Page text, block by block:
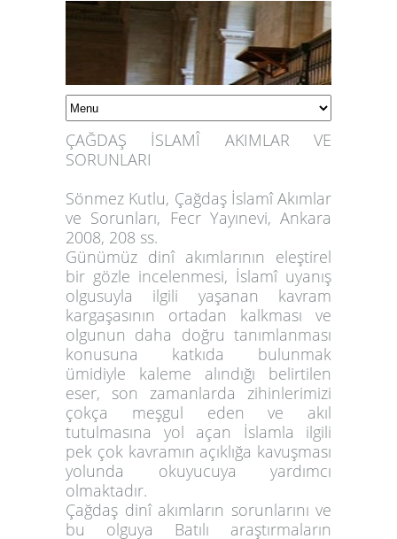
ÇAĞDAŞ İSLAMÎ AKIMLAR VE
SORUNLARI
Sönmez Kutlu, Çağdaş İslamî Akımlar
ve Sorunları, Fecr Yayınevi, Ankara
2008, 208 ss.
Günümüz dinî akımlarının eleştirel
bir gözle incelenmesi, İslamî uyanış
olgusuyla ilgili yaşanan kavram
kargaşasının ortadan kalkması ve
olgunun daha doğru tanımlanması
konusuna katkıda bulunmak
ümidiyle kaleme alındığı belirtilen
eser, son zamanlarda zihinlerimizi
çokça meşgul eden ve akıl
tutulmasına yol açan İslamla ilgili
pek çok kavramın açıklığa kavuşması
yolunda okuyucuya yardımcı
olmaktadır.
Çağdaş dinî akımların sorunlarını ve
bu olguya Batılı araştırmaların